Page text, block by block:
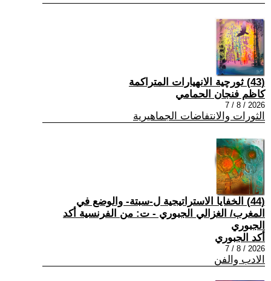
(43) ثورچية الانهيارات المتراكمة
كاظم فنجان الحمامي
2026 / 8 / 7
الثورات والانتفاضات الجماهيرية
(44) الخفايا الاستراتيجية ل-سبتة- والوضع في
المغرب/ الغزالي الجبوري - ت: من الفرنسية أكد
الجبوري
أكد الجبوري
2026 / 8 / 7
الادب والفن